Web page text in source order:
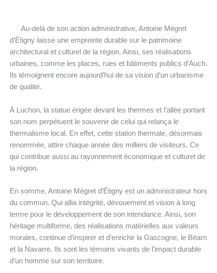
Au-delà de son action administrative, Antoine Mégret
d’Étigny laisse une empreinte durable sur le patrimoine
architectural et culturel de la région. Ainsi, ses réalisations
urbaines, comme les places, rues et bâtiments publics d’Auch.
Ils témoignent encore aujourd’hui de sa vision d’un urbanisme
de qualité.
À Luchon, la statue érigée devant les thermes et l’allée portant
son nom perpétuent le souvenir de celui qui relança le
thermalisme local. En effet, cette station thermale, désormais
renommée, attire chaque année des milliers de visiteurs. Ce
qui contribue aussi au rayonnement économique et culturel de
la région.
En somme, Antoine Mégret d’Étigny est un administrateur hors
du commun. Qui allia intégrité, dévouement et vision à long
terme pour le développement de son intendance. Ainsi, son
héritage multiforme, des réalisations matérielles aux valeurs
morales, continue d’inspirer et d’enrichir la Gascogne, le Béarn
et la Navarre. Ils sont les témoins vivants de l’impact durable
d’un homme sur son territoire.